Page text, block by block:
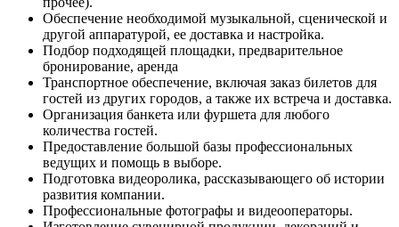
Обеспечение необходимой музыкальной, сценической и
другой аппаратурой, ее доставка и настройка.
Подбор подходящей площадки, предварительное
бронирование, аренда
Транспортное обеспечение, включая заказ билетов для
гостей из других городов, а также их встреча и доставка.
Организация банкета или фуршета для любого
количества гостей.
Предоставление большой базы профессиональных
ведущих и помощь в выборе.
Подготовка видеоролика, рассказывающего об истории
развития компании.
Профессиональные фотографы и видеооператоры.